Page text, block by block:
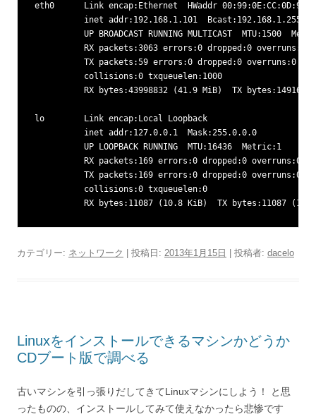
eth0      Link encap:Ethernet  HWaddr 00:99:0E:CC:0D:99
inet addr:192.168.1.101  Bcast:192.168.1.255
UP BROADCAST RUNNING MULTICAST  MTU:1500
RX packets:3063 errors:0 dropped:0 overruns:0
TX packets:59 errors:0 dropped:0 overruns:0
          collisions:0 txqueuelen:1000
RX bytes:43998832 (41.9 MiB)  TX
lo        Link encap:Local Loopback
          inet addr:127.0.0.1  Mask:255.0.0.0
          UP LOOPBACK RUNNING  MTU:16436  Metric:1
RX packets:169 errors:0 dropped:0 overruns:0
TX packets:169 errors:0 dropped:0 overruns:0
          collisions:0 txqueuelen:0
RX bytes:11087 (10.8 KiB)  TX bytes:11087
カテゴリー: ネットワーク | 投稿日: 2013年1月15日 投稿者: dacelo
Linuxをインストールできるマシンかどうか
CDブート版で調べる
古いマシンを引っ張りだしてきてLinuxマシンにしよう！ と思
ったものの、インストールしてみて使えなかったら悲惨です